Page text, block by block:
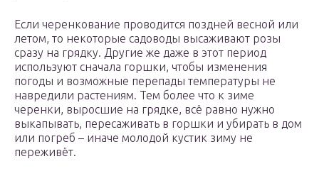
Если черенкование проводится поздней весной или
летом, то некоторые садоводы высаживают розы
сразу на грядку. Другие же даже в этот период
используют сначала горшки, чтобы изменения
погоды и возможные перепады температуры не
навредили растениям. Тем более что к зиме
черенки, выросшие на грядке, всё равно нужно
выкапывать, пересаживать в горшки и убирать в дом
или погреб – иначе молодой кустик зиму не
переживёт.